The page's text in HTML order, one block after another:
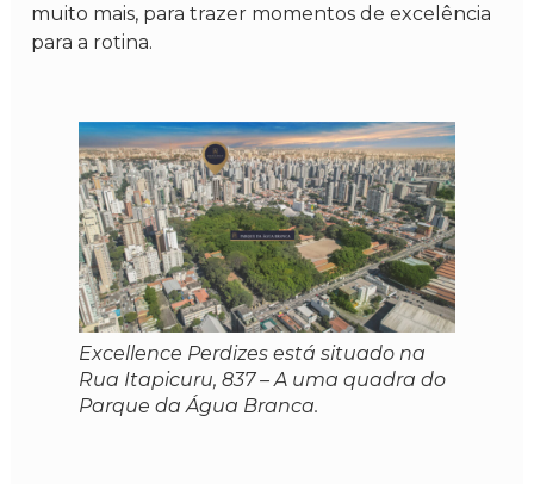
muito mais, para trazer momentos de excelência
para a rotina.
Excellence Perdizes está situado na
Rua Itapicuru, 837 – A uma quadra do
Parque da Água Branca.